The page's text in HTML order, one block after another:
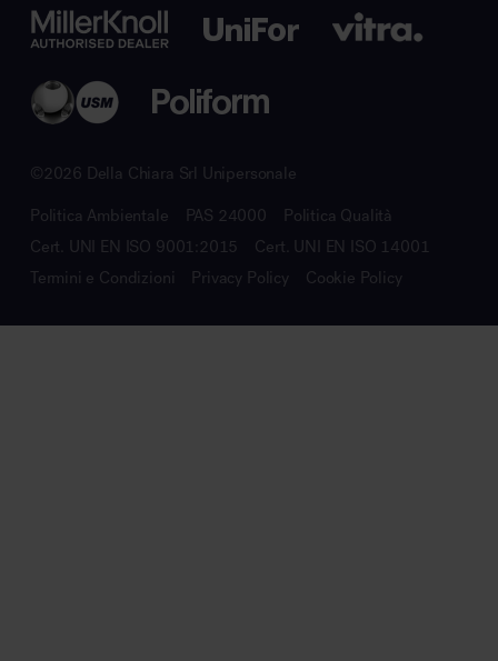
©2026 Della Chiara Srl Unipersonale
Politica Ambientale PAS 24000
Politica Qualità
Cert. UNI EN ISO 9001:2015
Cert. UNI EN ISO 14001
Termini e Condizioni
Privacy Policy Cookie Policy